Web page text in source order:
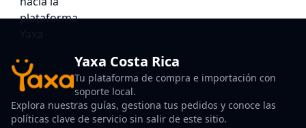
Yaxa Costa Rica
Tu plataforma de compra e importación con
soporte local.
Explora nuestras guías, gestiona tus pedidos y conoce las
políticas clave de servicio sin salir de este sitio.